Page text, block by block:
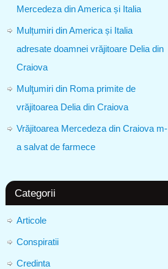
Mercedeza din America și Italia
Mulțumiri din America și Italia
adresate doamnei vrăjitoare Delia din
Craiova
Mulţumiri din Roma primite de
vrăjitoarea Delia din Craiova
Vrăjitoarea Mercedeza din Craiova m-
a salvat de farmece
Categorii
Articole
Conspiratii
Credinta